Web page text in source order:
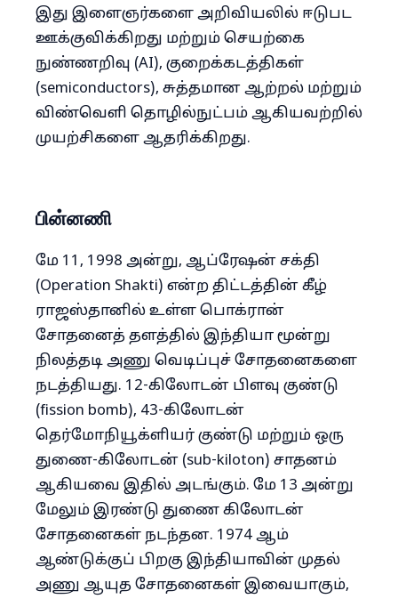
இது இளைஞர்களை அறிவியலில் ஈடுபட
ஊக்குவிக்கிறது மற்றும் செயற்கை
நுண்ணறிவு (AI), குறைக்கடத்திகள்
(semiconductors), சுத்தமான ஆற்றல் மற்றும்
விண்வெளி தொழில்நுட்பம் ஆகியவற்றில்
முயற்சிகளை ஆதரிக்கிறது.
பின்னணி
மே 11, 1998 அன்று, ஆப்ரேஷன் சக்தி
(Operation Shakti) என்ற திட்டத்தின் கீழ்
ராஜஸ்தானில் உள்ள பொக்ரான்
சோதனைத் தளத்தில் இந்தியா மூன்று
நிலத்தடி அணு வெடிப்புச் சோதனைகளை
நடத்தியது. 12-கிலோடன் பிளவு குண்டு
(fission bomb), 43-கிலோடன்
தெர்மோநியூக்ளியர் குண்டு மற்றும் ஒரு
துணை-கிலோடன் (sub-kiloton) சாதனம்
ஆகியவை இதில் அடங்கும். மே 13 அன்று
மேலும் இரண்டு துணை கிலோடன்
சோதனைகள் நடந்தன. 1974 ஆம்
ஆண்டுக்குப் பிறகு இந்தியாவின் முதல்
அணு ஆயுத சோதனைகள் இவையாகும்,